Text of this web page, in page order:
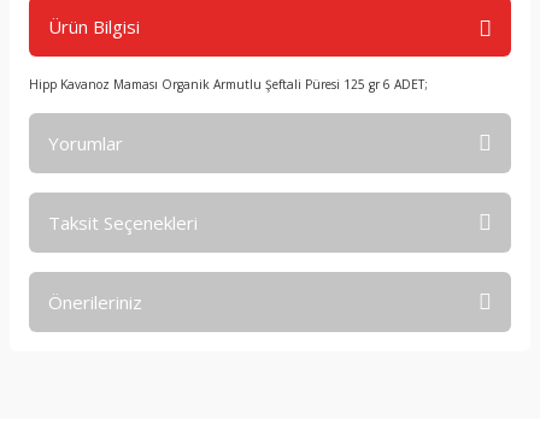
Ürün Bilgisi
Hipp Kavanoz Maması Organik Armutlu Şeftali Püresi 125 gr 6 ADET;
Yorumlar
Taksit Seçenekleri
Önerileriniz